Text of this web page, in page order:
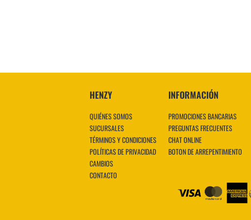
HENZY
QUIÉNES SOMOS
SUCURSALES
TÉRMINOS Y CONDICIONES
POLÍTICAS DE PRIVACIDAD
CAMBIOS
CONTACTO
INFORMACIÓN
PROMOCIONES BANCARIAS
PREGUNTAS FRECUENTES
CHAT ONLINE
BOTON DE ARREPENTIMIENTO